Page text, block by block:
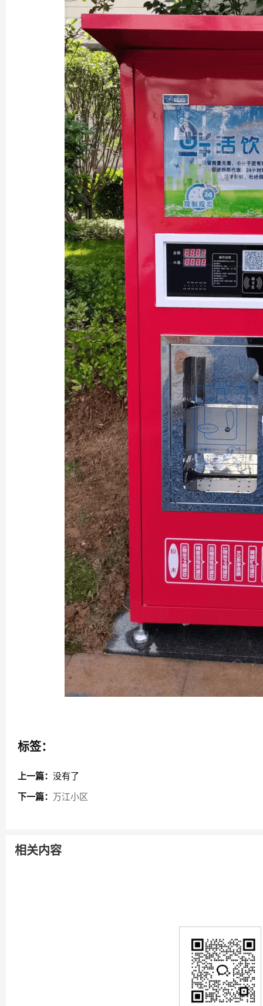
标签：
上一篇： 没有了
下一篇： 万江小区
相关内容